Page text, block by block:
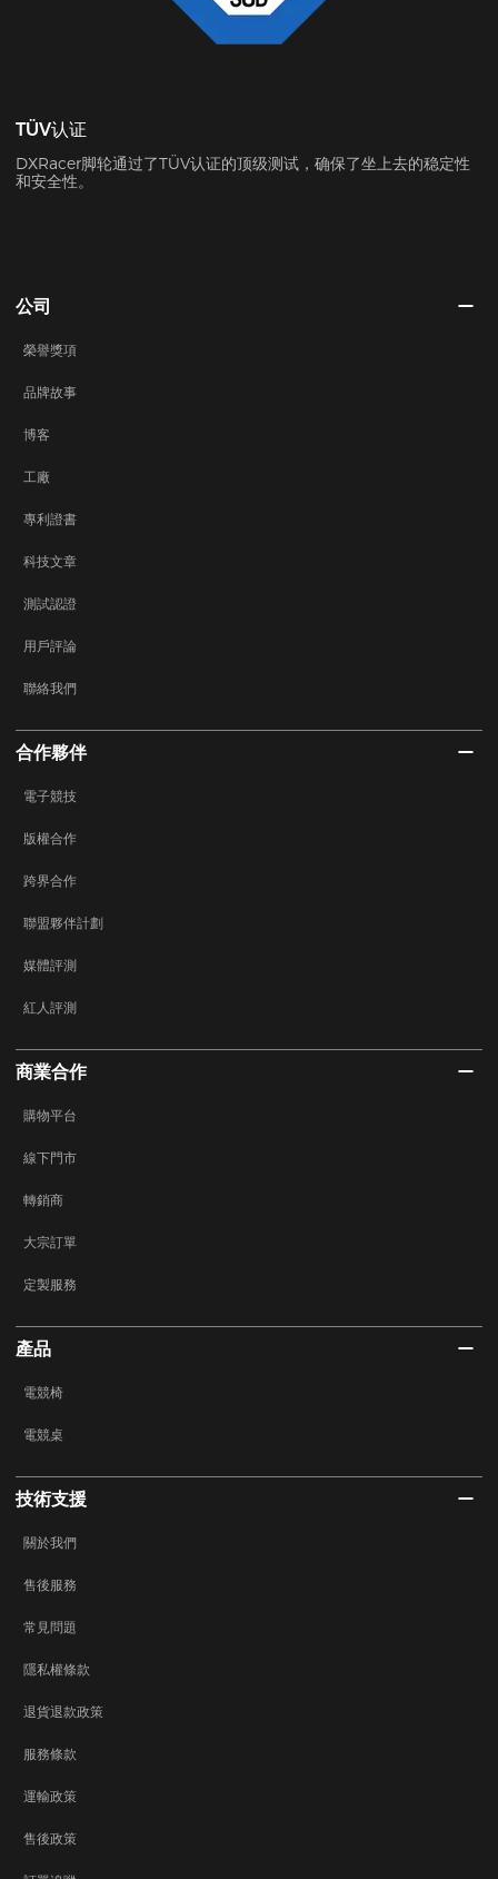
TÜV认证
DXRacer脚轮通过了TÜV认证的顶级测试，确保了坐上去的稳定性
和安全性。
公司
榮譽獎項
品牌故事
博客
工廠
專利證書
科技文章
測試認證
用戶評論
聯絡我們
合作夥伴
電子競技
版權合作
跨界合作
聯盟夥伴計劃
媒體評測
紅人評測
商業合作
購物平台
線下門市
轉銷商
大宗訂單
定製服務
產品
電競椅
電競桌
技術支援
關於我們
售後服務
常見問題
隱私權條款
退貨退款政策
服務條款
運輸政策
售後政策